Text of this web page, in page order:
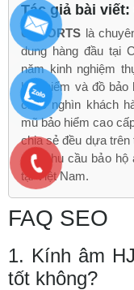
Tác giả bài viết:
GSPORTS là
dung hàng đầu tại
năm kinh nghiệm
bảo hiểm và đồ
chục nghìn khách
mũ bảo hiểm cao
chia sẻ đều dựa
sắc nhu cầu bảo hộ
tại Việt Nam.
FAQ SEO
1. Kính âm
tốt không?